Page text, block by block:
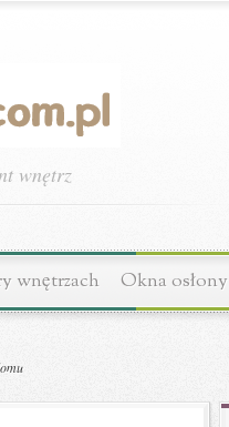
wnętrz
wnętrzach Okna osłony